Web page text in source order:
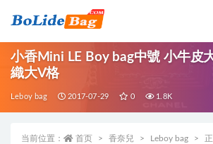
小香Mini LE Boy bag中號 小牛皮
織大V格
Leboy bag 2017-07-29 0 1.8K
当前位置： 首页 香奈兒 Leboy bag